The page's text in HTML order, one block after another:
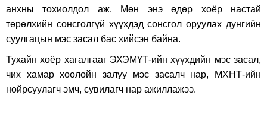
анхны тохиолдол аж. Мөн энэ өдөр хоёр настай
төрөлхийн сонсголгүй хүүхдэд сонсгол оруулах дунгийн
суулгацын мэс засал бас хийсэн байна.
Тухайн хоёр хагалгааг ЭХЭМҮТ-ийн хүүхдийн мэс засал,
чих хамар хоолойн залуу мэс засалч нар, МХНТ-ийн
нойрсуулагч эмч, сувилагч нар ажиллажээ.